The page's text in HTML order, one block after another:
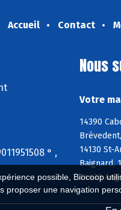
possible, Biocoop
proposer une navigation
Accueil Contact
° ,
Nous
Votre
14390
14130 St-
Baignard,
14430